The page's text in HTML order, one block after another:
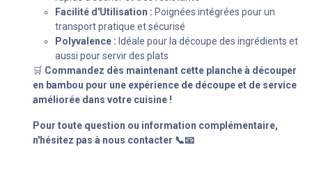
Facilité d'Utilisation : Poignées intégrées pour un
transport pratique et sécurisé
Polyvalence : Idéale pour la découpe des ingrédients et
aussi pour servir des plats
🛒 Commandez dès maintenant cette planche à découper
en bambou pour une expérience de découpe et de service
améliorée dans votre cuisine !
Pour toute question ou information complémentaire,
n'hésitez pas à nous contacter 📞📧